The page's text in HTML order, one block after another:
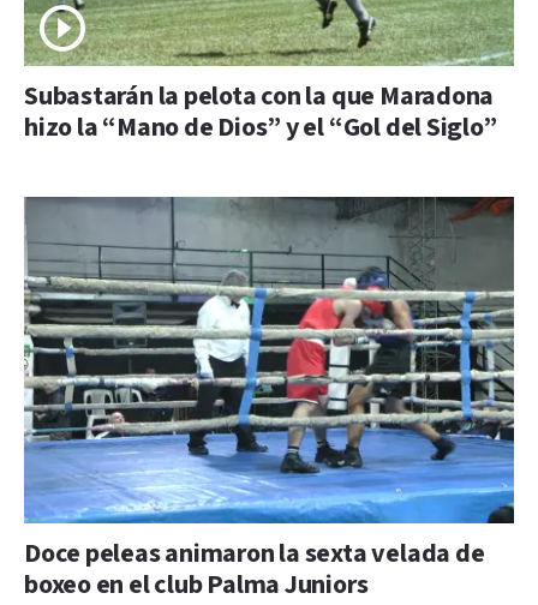
Subastarán la pelota con la que Maradona
hizo la “Mano de Dios” y el “Gol del Siglo”
Doce peleas animaron la sexta velada de
boxeo en el club Palma Juniors